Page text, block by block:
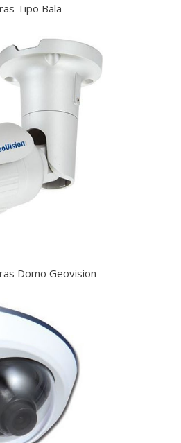
Tipo Bala
Domo Geovision